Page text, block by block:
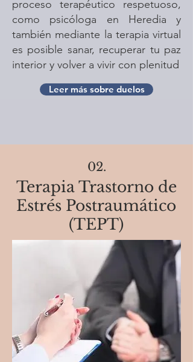
proceso terapéutico respetuoso,
como psicóloga en Heredia y
también mediante la terapia virtual
es posible sanar, recuperar tu paz
interior y volver a vivir con plenitud
Leer más sobre duelos
02.
Terapia Trastorno de
Estrés Postraumático
(TEPT)